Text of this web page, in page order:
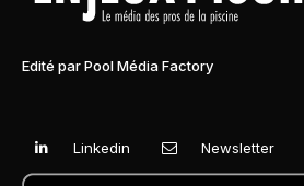
Edité par Pool Média Factory
Linkedin Newsletter